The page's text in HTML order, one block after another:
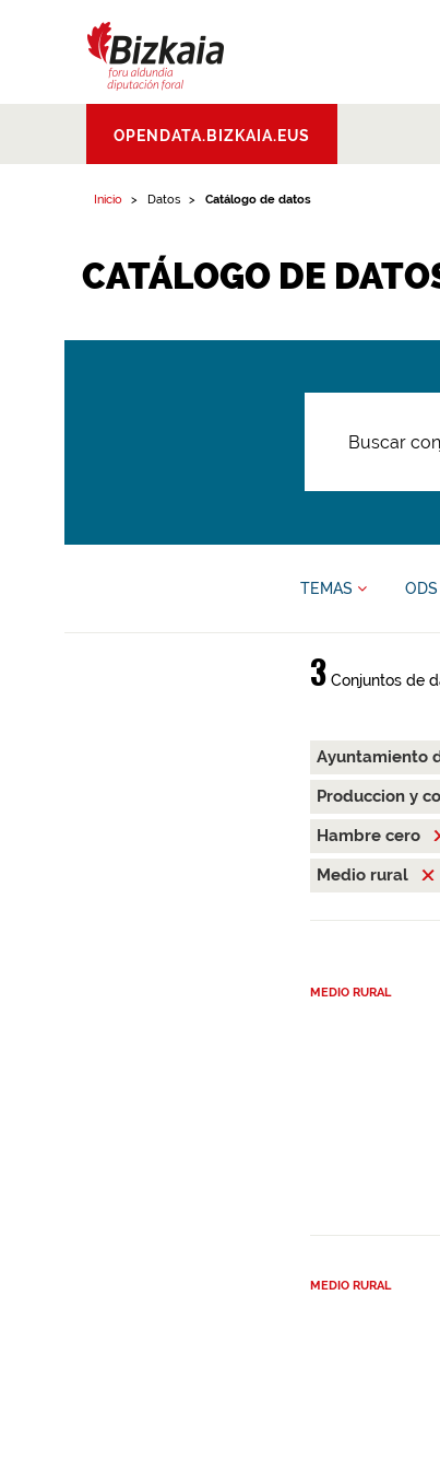
Aldundia.Diputacion
Foral de Bizkaia
OPENDATA.BIZKAIA.EUS
Inicio Datos Catálogo de datos
CATÁLOGO DE
TEMAS ODS
3Conjuntos de
Ayuntamiento
Produccion y
Hambre cero
Medio rural
MEDIO RURAL
MEDIO RURAL